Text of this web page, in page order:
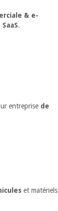
& e-
SaaS.
entreprise de
et matériels